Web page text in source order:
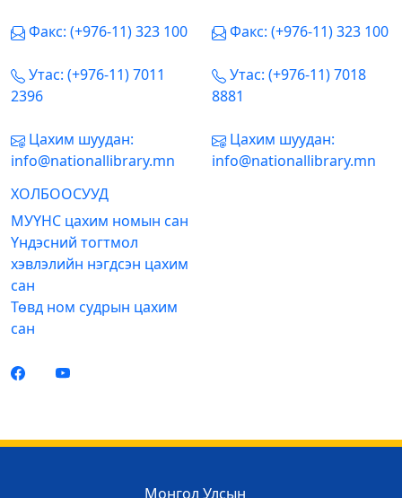
Факс: (+976-11) 323 100
Утас: (+976-11) 7011
2396
Цахим шуудан:
info@nationallibrary.mn
Факс: (+976-11) 323 100
Утас: (+976-11) 7018
8881
Цахим шуудан:
info@nationallibrary.mn
ХОЛБООСУУД
МУҮНС цахим номын сан
Үндэсний тогтмол
хэвлэлийн нэгдсэн цахим
сан
Төвд ном судрын цахим
сан
Монгол Улсын